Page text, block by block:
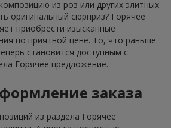
из роз или других элитных
оригинальный сюрприз? Горячее
приобрести изысканные
по приятной цене. То, что раньше
становится доступным с
Горячее предложение.
заказа
из раздела Горячее